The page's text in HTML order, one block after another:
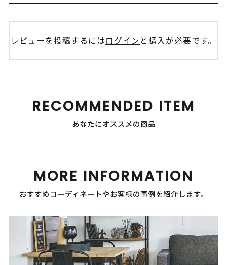
レビューを投稿するにはログイン と購入が必要です。
RECOMMENDED ITEM
あなたにオススメの商品
MORE INFORMATION
おすすめコーディネートやお客様の事例を紹介します。